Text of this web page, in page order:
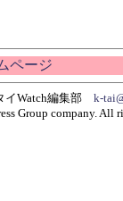
ページ
イWatch編集部 k-
Group company. All